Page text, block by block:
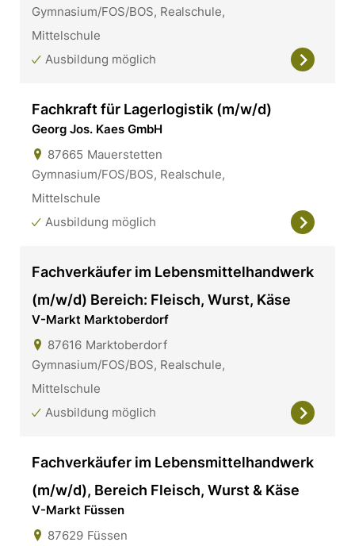
Gymnasium/FOS/BOS, Realschule,
Mittelschule
Ausbildung möglich
Fachkraft für Lagerlogistik (m/w/d)
Georg Jos. Kaes GmbH
87665 Mauerstetten
Gymnasium/FOS/BOS, Realschule,
Mittelschule
Ausbildung möglich
Fachverkäufer im Lebensmittelhandwerk
(m/w/d) Bereich: Fleisch, Wurst, Käse
V-Markt Marktoberdorf
87616 Marktoberdorf
Gymnasium/FOS/BOS, Realschule,
Mittelschule
Ausbildung möglich
Fachverkäufer im Lebensmittelhandwerk
(m/w/d), Bereich Fleisch, Wurst & Käse
V-Markt Füssen
87629 Füssen